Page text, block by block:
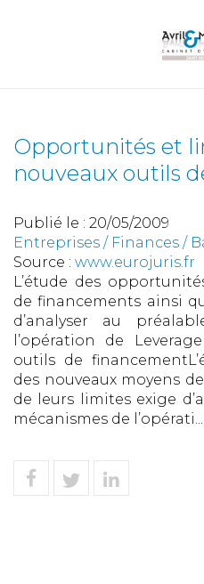
Opportunités et
nouveaux outils
Publié le : 20/05/2009
Entreprises / Finances /
Source : www.eurojuris.fr
L’étude des
de financements ainsi
d’analyser au
l’opération de
outils de
des nouveaux moyens
de leurs limites exige
mécanismes de l’opérati...